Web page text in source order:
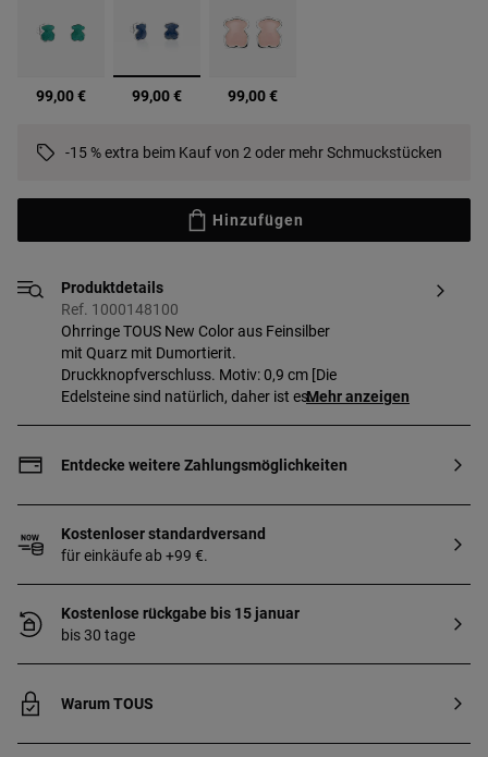
99,00 € Ausgewählt
99,00 € 99,00 €
-15 % extra beim Kauf von 2 oder mehr Schmuckstücken
Hinzufügen
Produktdetails
Ref. 1000148100
Ohrringe TOUS New Color aus Feinsilber
mit Quarz mit Dumortierit.
Druckknopfverschluss. Motiv: 0,9 cm [Die
Edelsteine sind natürlich, daher ist esMehr anzeigen
Entdecke weitere Zahlungsmöglichkeiten
Kostenloser standardversand
für einkäufe ab +99 €.
Kostenlose rückgabe bis 15 januar
bis 30 tage
Warum TOUS